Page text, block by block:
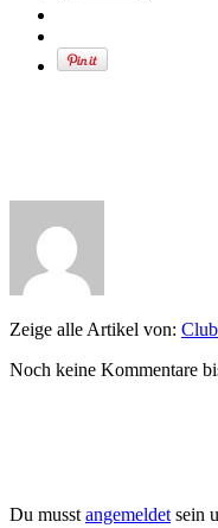
Zeige alle Artikel von: Club
Noch keine Kommentare
Du musst angemeldet sein